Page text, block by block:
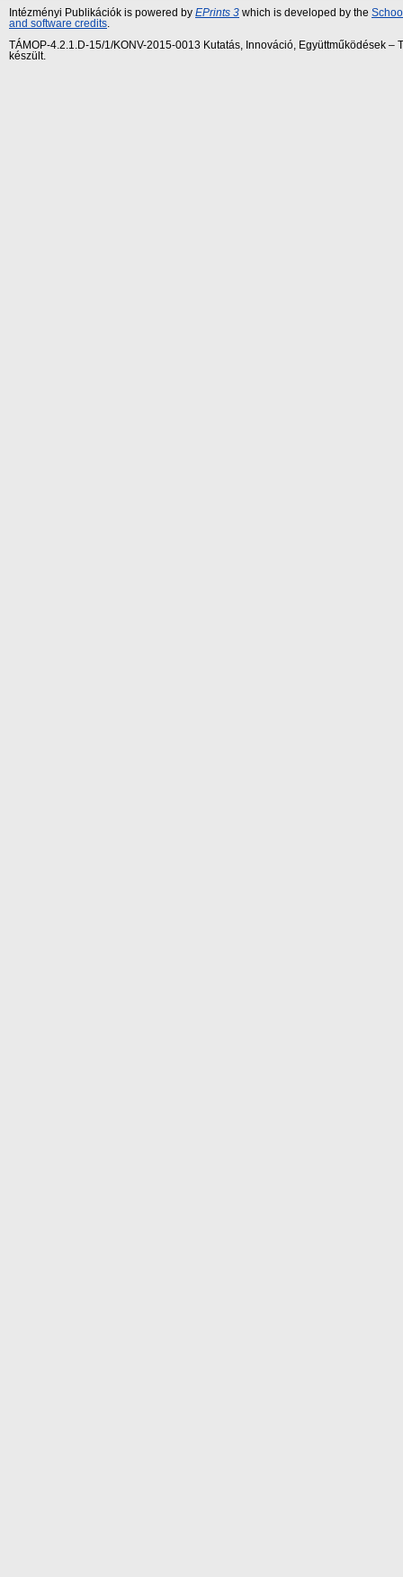
Intézményi Publikációk is powered by EPrints 3 which is developed by the
and software credits.
TÁMOP-4.2.1.D-15/1/KONV-2015-0013 Kutatás, Innováció, Együttműködések
készült.